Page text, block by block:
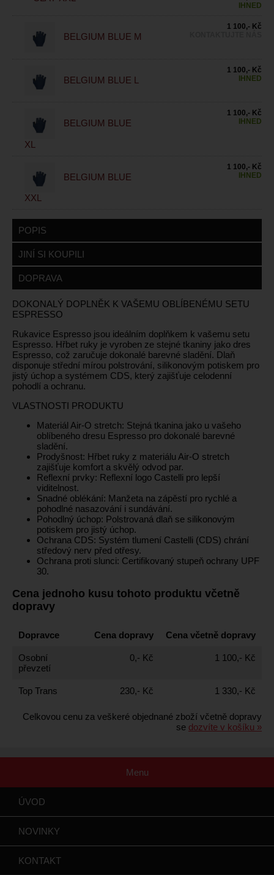
IHNED
BELGIUM BLUE M
1 100,- Kč
BELGIUM BLUE L
1 100,- Kč
IHNED
BELGIUM BLUE
XL
1 100,- Kč
IHNED
BELGIUM BLUE
XXL
1 100,- Kč
IHNED
POPIS
JINÍ SI KOUPILI
DOPRAVA
DOKONALÝ DOPLNĚK K VAŠEMU OBLÍBENÉMU SETU
ESPRESSO
Rukavice Espresso jsou ideálním doplňkem k vašemu setu
Espresso. Hřbet ruky je vyroben ze stejné tkaniny jako dres
Espresso, což zaručuje dokonalé barevné sladění. Dlaň
disponuje střední mírou polstrování, silikonovým potiskem pro
jistý úchop a systémem CDS, který zajišťuje celodenní
pohodlí a ochranu.
VLASTNOSTI PRODUKTU
Materiál Air-O stretch: Stejná tkanina jako u vašeho
oblíbeného dresu Espresso pro dokonalé barevné
sladění.
Prodyšnost: Hřbet ruky z materiálu Air-O stretch
zajišťuje komfort a skvělý odvod par.
Reflexní prvky: Reflexní logo Castelli pro lepší
viditelnost.
Snadné oblékání: Manžeta na zápěstí pro rychlé a
pohodlné nasazování i sundávání.
Pohodlný úchop: Polstrovaná dlaň se silikonovým
potiskem pro jistý úchop.
Ochrana CDS: Systém tlumení Castelli (CDS) chrání
středový nerv před otřesy.
Ochrana proti slunci: Certifikovaný stupeň ochrany UPF
30.
Cena jednoho kusu tohoto produktu včetně
dopravy
Dopravce Cena dopravy Cena včetně dopravy
Osobní
převzetí
0,- Kč 1 100,- Kč
Top Trans 230,- Kč 1 330,- Kč
Celkovou cenu za veškeré objednané zboží včetně dopravy
se dozvíte v košíku »
Menu
ÚVOD
NOVINKY
KONTAKT